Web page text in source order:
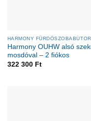
HARMONY FÜRDŐSZOBABÚTOR
Harmony OUHW alsó
mosdóval – 2 fiókos
322 300 Ft